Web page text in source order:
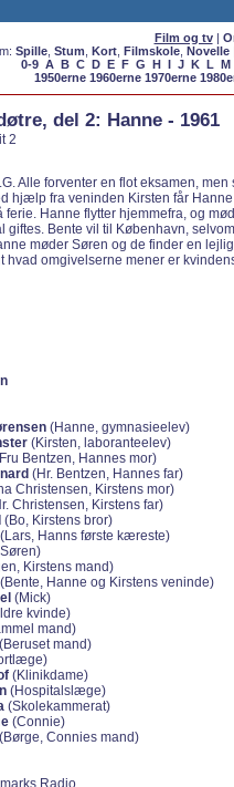
Film og tv|
Spille, Stum Kort, Filmskole, Novelle
0-9 A B C D E F G H I J K L M
1950erne 1960erne 1970erne
del 2: Hanne - 1961
2
Alle forventer en flot eksamen,
hjælp fra veninden Kirsten får
Hanne flytter hjemmefra, og
giftes. Bente vil til København,
møder Søren og de finder en
hvad omgivelserne mener er
(Hanne, gymnasieelev)
(Kirsten, laboranteelev)
Bentzen, Hannes mor)
(Hr. Bentzen, Hannes far)
Christensen, Kirstens mor)
Christensen, Kirstens far)
(Bo, Kirstens bror)
(Lars, Hanns første kæreste)
Kirstens mand)
(Bente, Hanne og Kirstens veninde)
(Mick)
kvinde)
mand)
(Beruset mand)
(Klinikdame)
(Hospitalslæge)
(Skolekammerat)
(Connie)
(Børge, Connies mand)
Radio